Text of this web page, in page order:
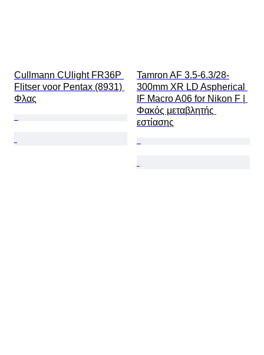
Cullmann CUlight FR36P
Flitser voor Pentax (8931)
Φλας
Tamron AF 3.5-6.3/28-
300mm XR LD Aspherical
IF Macro A06 for Nikon F |
Φακός μεταβλητής
εστίασης